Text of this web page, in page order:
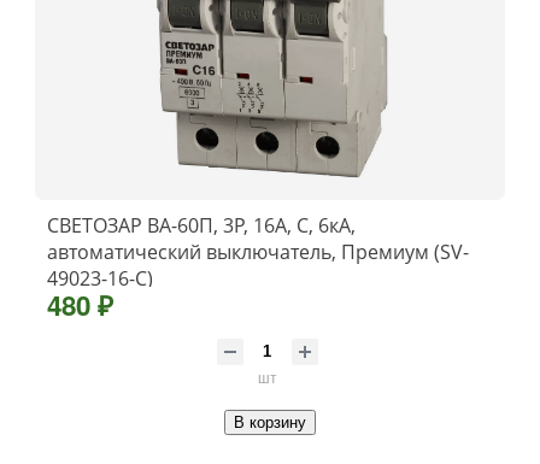
СВЕТОЗАР ВА-60П, 3P, 16А, C, 6кА,
автоматический выключатель, Премиум (SV-
49023-16-C)
480 ₽
шт
В корзину